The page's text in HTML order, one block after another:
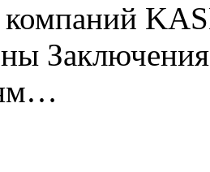
компаний